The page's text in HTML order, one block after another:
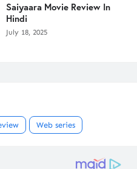
Saiyaara Movie Review In
Hindi
July 18, 2025
Web series